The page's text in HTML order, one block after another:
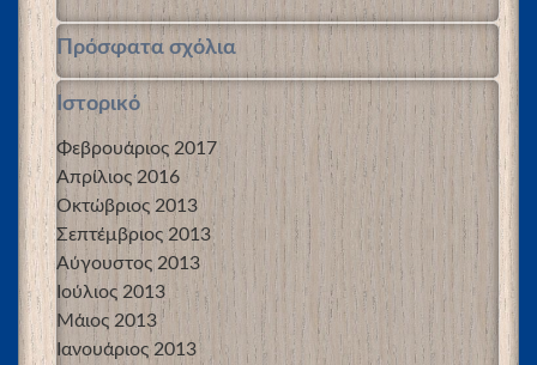
Πρόσφατα σχόλια
Ιστορικό
Φεβρουάριος 2017
Απρίλιος 2016
Οκτώβριος 2013
Σεπτέμβριος 2013
Αύγουστος 2013
Ιούλιος 2013
Μάιος 2013
Ιανουάριος 2013